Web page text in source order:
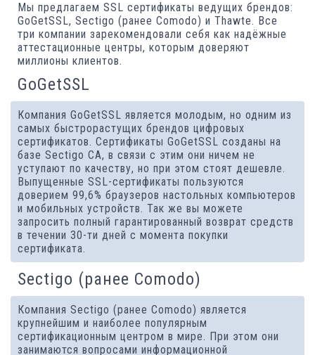
Мы предлагаем SSL сертификаты ведущих брендов:
GoGetSSL, Sectigo (ранее Comodo) и Thawte. Все
три компании зарекомендовали себя как надёжные
аттестационные центры, которым доверяют
миллионы клиентов.
GoGetSSL
Компания GoGetSSL является молодым, но одним из
самых быстрорастущих брендов цифровых
сертификатов. Сертификаты GoGetSSL созданы на
базе Sectigo CA, в связи с этим они ничем не
уступают по качеству, но при этом стоят дешевле.
Выпущенные SSL-сертификаты пользуются
доверием 99,6% браузеров настольных компьютеров
и мобильных устройств. Так же вы можете
запросить полный гарантированный возврат средств
в течении 30-ти дней с момента покупки
сертификата.
Sectigo (ранее Comodo)
Компания Sectigo (ранее Comodo) является
крупнейшим и наиболее популярным
сертификационным центром в мире. При этом они
занимаются вопросами информационной